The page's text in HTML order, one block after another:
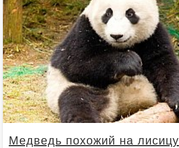
Медведь похожий на лисицу